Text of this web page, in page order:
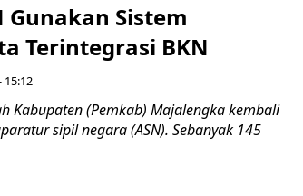
Gunakan Sistem
Terintegrasi BKN
15:12
Kabupaten (Pemkab) Majalengka kembali
sipil negara (ASN). Sebanyak 145